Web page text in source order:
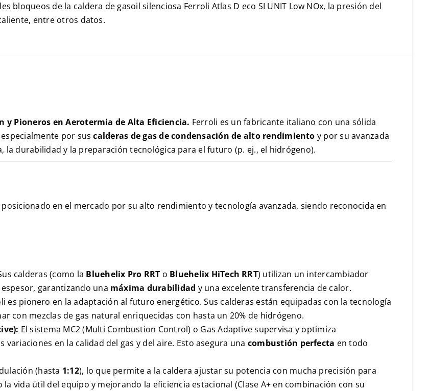
bloqueos de la caldera de gasoil silenciosa Ferroli Atlas D eco SI UNIT Low NOx, la presión del
entre otros datos.
y Pioneros en Aerotermia de Alta Eficiencia. Ferroli es un fabricante italiano con una sólida
por suscalderas de gas de condensación de alto rendimiento y por su avanzada
la durabilidad y la preparación tecnológica para el futuro (p. ej., el hidrógeno).
en el mercado por su alto rendimiento y tecnología avanzada, siendo reconocida en
calderas (como la Bluehelix Pro RRT o Bluehelix HiTech RRT) utilizan un intercambiador
garantizando una máxima durabilidad y una excelente transferencia de calor.
es pionero en la adaptación al futuro energético. Sus calderas están equipadas con la tecnología
con mezclas de gas natural enriquecidas con hasta un 20% de hidrógeno.
): El sistema MC2 (Multi Combustion Control) o Gas Adaptivesupervisa y optimiza
en la calidad del gas y del aire. Esto asegura una combustión perfecta en todo
(hasta 1:12), lo que permite a la caldera ajustar su potencia con mucha precisión para
vida útil del equipo y mejorando la eficiencia estacional (Clase A+ en combinación con su